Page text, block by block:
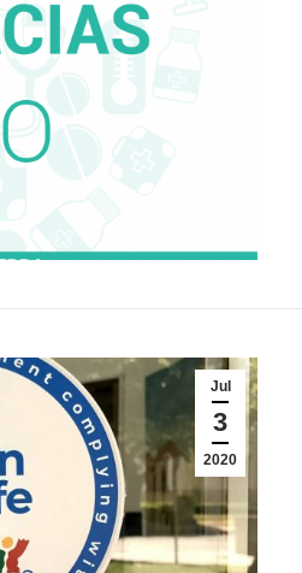
Jul
3
2020